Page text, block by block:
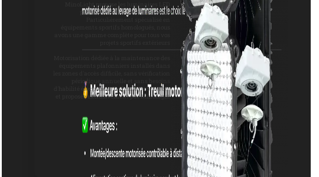
MinoLight propose les luminaires LED
professionnels à forte puissance.
Particulièrement spécialisé en
périodique annuelle et sans besoins
d'habilité électricien. Technologie brevetée
et proposée exclusivement par MinoLight